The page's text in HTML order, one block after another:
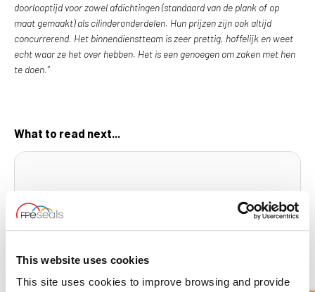
This website uses cookies
This site uses cookies to improve browsing and provide
doorlooptijd voor zowel afdichtingen (standaard van de plank of op
maat gemaakt) als cilinderonderdelen. Hun prijzen zijn ook altijd
concurrerend. Het binnendienstteam is zeer prettig, hoffelijk en weet
echt waar ze het over hebben. Het is een genoegen om zaken met hen
te doen.”
What to read next...